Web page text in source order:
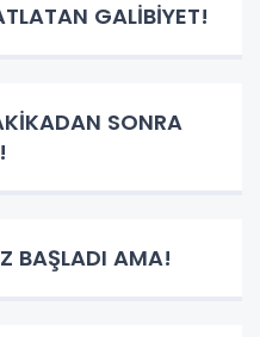
GALİBİYET!
SONRA
BAŞLADI AMA!